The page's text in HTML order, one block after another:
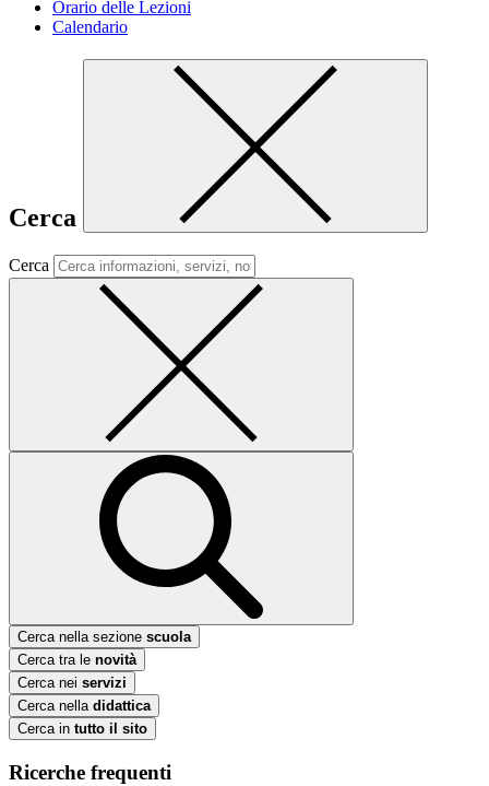
Orario delle Lezioni
Calendario
Cerca
Cerca
Cerca nella sezione scuola
Cerca tra le novità
Cerca nei servizi
Cerca nella didattica
Cerca in tutto il sito
Ricerche frequenti